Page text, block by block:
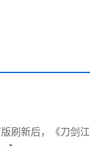
刷新后，《刀剑